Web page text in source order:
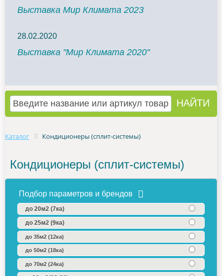
Выставка Мир Климата 2023
28.02.2020
Выставка "Мир Климата 2020"
Каталог Кондиционеры (сплит-системы)
Кондиционеры (сплит-системы)
Подбор параметров и брендов
до 20м2 (7ка)
до 25м2 (9ка)
до 35м2 (12ка)
до 50м2 (18ка)
до 70м2 (24ка)